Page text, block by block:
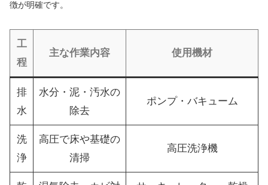
徴が明確です。
工
程
主な作業内容 使用機材
排
水
水分・泥・汚水の
除去
ポンプ・バキューム
洗
浄
高圧で床や基礎の
清掃
高圧洗浄機